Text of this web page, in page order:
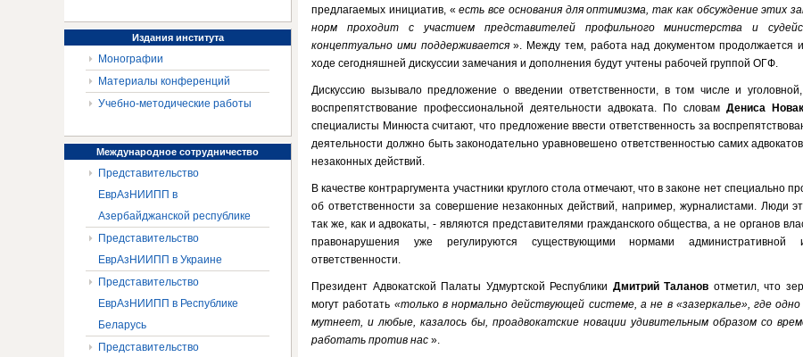
предлагаемых инициатив, «есть все основания для оптимизма, так как обсуждение этих
норм проходит с участием представителей профильного министерства и
концептуально ими поддерживается». Между тем, работа над документом продолжается
ходе сегодняшней дискуссии замечания и дополнения будут учтены рабочей группой ОГФ.
Дискуссию вызывало предложение о введении ответственности, в том числе и
воспрепятствование профессиональной деятельности адвоката. По словамДениса
специалисты Минюста считают, что предложение ввести ответственность за
деятельности должно быть законодательно уравновешено ответственностью самих
незаконных действий.
В качестве контраргумента участники круглого стола отмечают, что в законе нет специально
об ответственности за совершение незаконных действий, например, журналистами. Люди
так же, как и адвокаты, - являются представителями гражданского общества, а не органов
правонарушения уже регулируются существующими нормами административной
ответственности.
Президент Адвокатской Палаты Удмуртской Республики Дмитрий Таланов отметил, что
могут работать «только в нормально действующей системе, а не в «зазеркалье», где одно
мутнеет, и любые,казалось бы, проадвокатские новации удивительным образом со
работать против нас».
Изданияинститута
Монографии
Материалы конференций
Учебно-методические работы
Международное сотрудничество
Представительство
ЕврАзНИИПП в
Азербайджанской республике
Представительство
ЕврАзНИИПП в Украине
Представительство
ЕврАзНИИПП в Республике
Беларусь
Представительство